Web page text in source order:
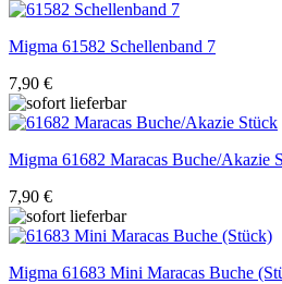
Migma 61582 Schellenband 7
7,90 €
Migma 61682 Maracas Buche/Akazie
7,90 €
Migma 61683 Mini Maracas Buche